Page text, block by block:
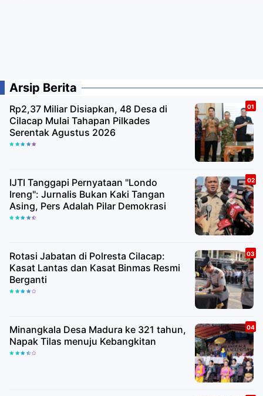
Arsip Berita
Rp2,37 Miliar Disiapkan, 48 Desa di
Cilacap Mulai Tahapan Pilkades
Serentak Agustus 2026
IJTI Tanggapi Pernyataan "Londo
Ireng": Jurnalis Bukan Kaki Tangan
Asing, Pers Adalah Pilar Demokrasi
Rotasi Jabatan di Polresta Cilacap:
Kasat Lantas dan Kasat Binmas Resmi
Berganti
Minangkala Desa Madura ke 321 tahun,
Napak Tilas menuju Kebangkitan